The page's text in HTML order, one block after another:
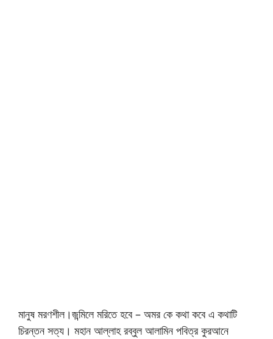
মানুষ মরণশীল।জন্মিলে মরিতে হবে – অমর কে কথা কবে এ কথাটি
চিরন্তন সত্য। মহান আল্লাহ রব্বুল আলামিন পবিত্র কুরআনে